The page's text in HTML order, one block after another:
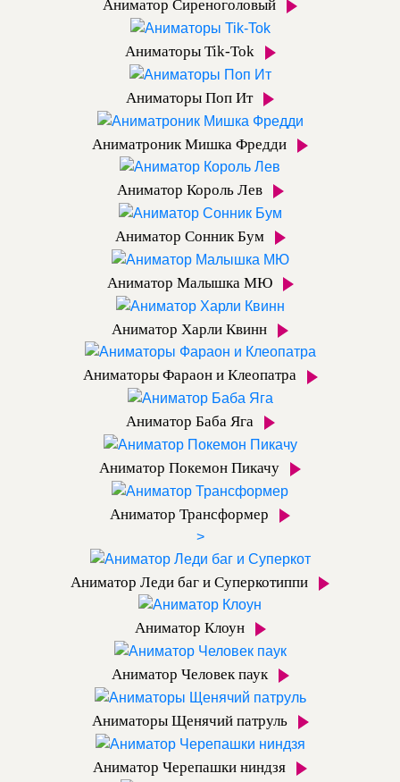
Аниматор Сиреноголовый
Аниматоры Tik-Tok
Аниматоры Поп Ит
Аниматроник Мишка Фредди
Аниматор Король Лев
Аниматор Сонник Бум
Аниматор Малышка МЮ
Аниматор Харли Квинн
Аниматоры Фараон и Клеопатра
Аниматор Баба Яга
Аниматор Покемон Пикачу
Аниматор Трансформер
>
Аниматор Леди баг и Суперкотиппи
Аниматор Клоун
Аниматор Человек паук
Аниматоры Щенячий патруль
Аниматор Черепашки ниндзя